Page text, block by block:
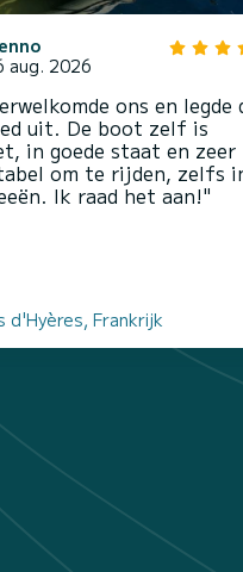
aug. 2026
ons en legde
uit. De boot zelf is
in goede staat en zeer
om te rijden, zelfs
Ik raad het aan!"
d'Hyères, Frankrijk